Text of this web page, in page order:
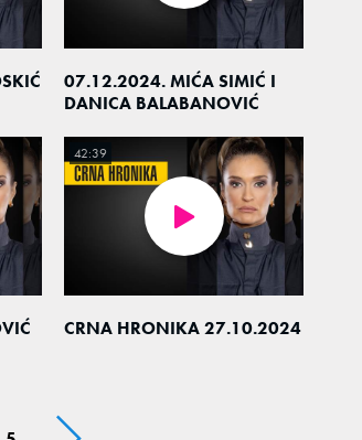
07.12.2024. MIĆA SIMIĆ I
DANICA BALABANOVIĆ
CRNA HRONIKA 27.10.2024
42:39